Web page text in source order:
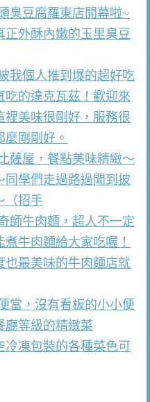
臭豆腐羅東店開幕啦~
外酥內嫩的玉里臭豆
我個人推到爆的超好吃
吃的達克瓦茲！歡迎來
裡美味很剛好，服務很
剛剛好。
薩屋，餐點美味精緻～
同學們走過路過聞到披
（招手
師牛肉麵，超人不一定
牛肉麵給大家吃喔！
也最美味的牛肉麵店就
當，沒有看板的小小便
廳等級的精緻菜
冷凍包裝的各種菜色可